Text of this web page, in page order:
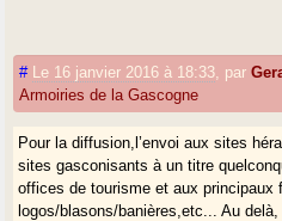
# Le 16 janvier 2016 à 18:33 par
Armoiries de la Gascogne
Pour la diffusion,l’envoi aux sites
sites gasconisants à un titre
offices de tourisme et aux principaux
logos/blasons/banières,etc... Au delà,